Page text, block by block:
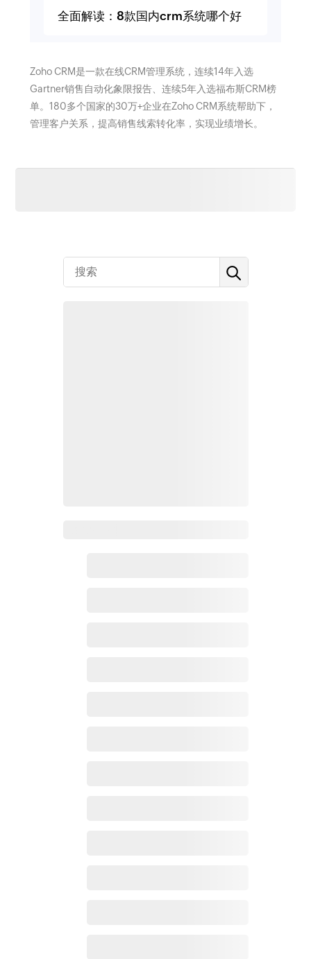
全面解读：8款国内crm系统哪个好
Zoho CRM是一款在线CRM管理系统，连续14年入选
Gartner销售自动化象限报告、连续5年入选福布斯CRM榜
单。180多个国家的30万+企业在Zoho CRM系统帮助下，
管理客户关系，提高销售线索转化率，实现业绩增长。